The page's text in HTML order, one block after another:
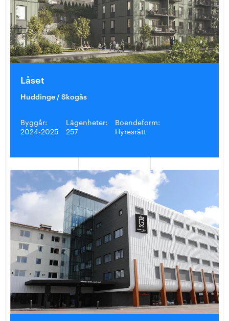
Låset
Huddinge / Skogås
Byggår:
2024-2025
Lägenheter:
257
Boendeform:
Hyresrätt